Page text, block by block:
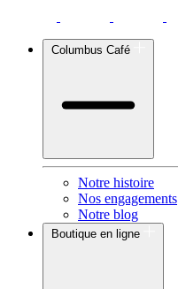
Columbus Café
Notre histoire
Nos engagements
Notre blog
Boutique en ligne